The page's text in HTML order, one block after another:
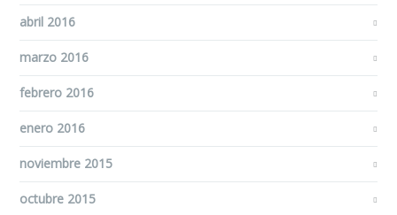
abril 2016
marzo 2016
febrero 2016
enero 2016
noviembre 2015
octubre 2015